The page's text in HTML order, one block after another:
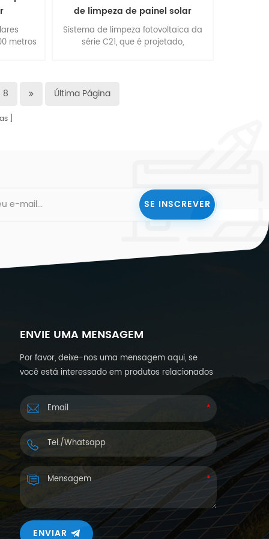
metros
os
e são
de limpeza de painel solar
Sistema de limpeza fotovoltaica da
série C21, que é projetado,
central elétrica onde o grande
sistema de limpeza de painéis
8 Última Página
ENVIE UMA MENSAGEM
Por favor, deixe-nos uma mensagem aqui, se
você está interessado em produtos relacionados
Responderemos dentro de 24 horas.
ENVIAR